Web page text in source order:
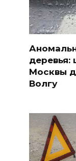
деревья:
Москвы
Волгу